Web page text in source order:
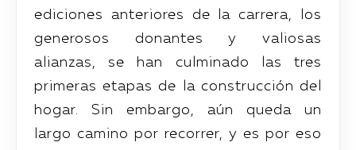
ediciones anteriores de la carrera, los
generosos donantes y valiosas
alianzas, se han culminado las tres
primeras etapas de la construcción del
hogar. Sin embargo, aún queda un
largo camino por recorrer, y es por eso